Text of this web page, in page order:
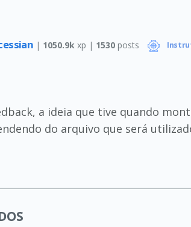
| 1050.9k xp | 1530posts
a ideia que tive quando
do arquivo que será